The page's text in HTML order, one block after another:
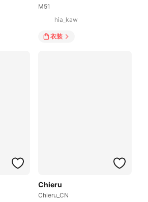
M51
hia_kaw
衣装
Chieru
Chieru_CN